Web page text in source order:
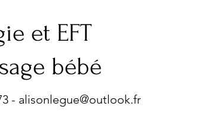
et EFT
bébé
- alisonlegue@outlook.fr